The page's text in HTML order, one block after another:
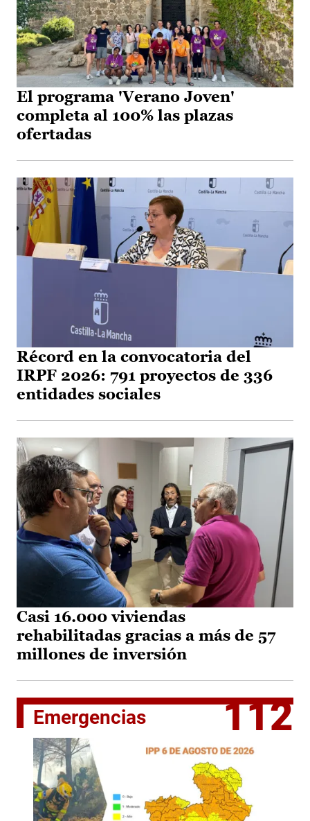
El programa 'Verano Joven'
completa al 100% las plazas
ofertadas
Récord en la convocatoria del
IRPF 2026: 791 proyectos de 336
entidades sociales
Casi 16.000 viviendas
rehabilitadas gracias a más de 57
millones de inversión
Emergencias 112